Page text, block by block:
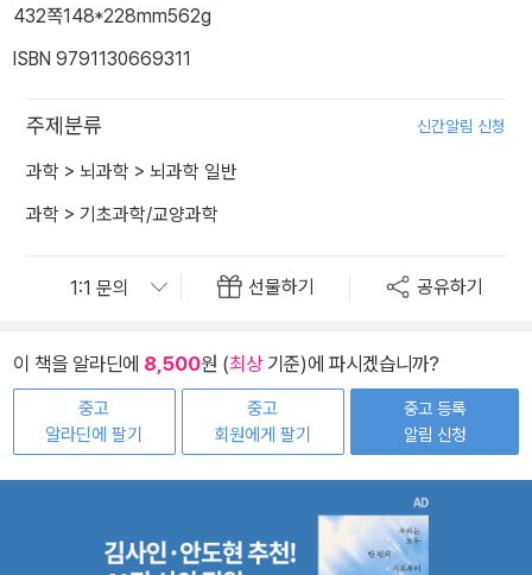
432쪽148*228mm562g
ISBN 9791130669311
주제분류 신간알림 신청
과학 > 뇌과학 > 뇌과학 일반
과학 > 기초과학/교양과학
선물하기 공유하기
이 책을 알라딘에 8,500원 (최상기준)에 파시겠습니까?
중고
알라딘에 팔기
중고
회원에게 팔기
중고 등록
알림 신청